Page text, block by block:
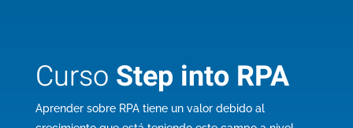
Curso Step into RPA
Aprender sobre RPA tiene un valor debido al